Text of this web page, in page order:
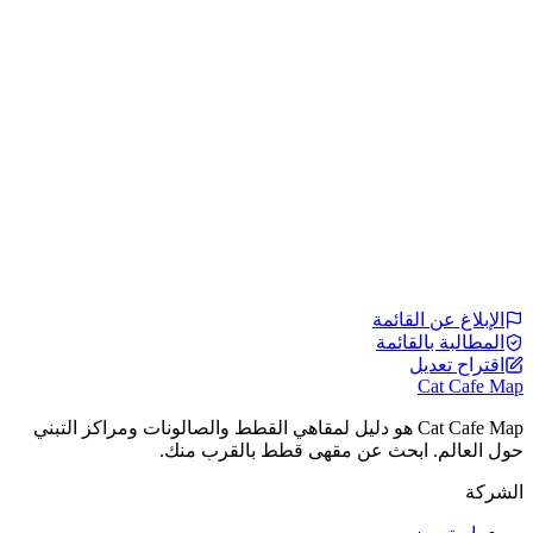
الإبلاغ عن القائمة
المطالبة بالقائمة
اقتراح تعديل
Cat Cafe Map
Cat Cafe Map هو دليل لمقاهي القطط والصالونات ومراكز التبني
حول العالم. ابحث عن مقهى قطط بالقرب منك.
الشركة